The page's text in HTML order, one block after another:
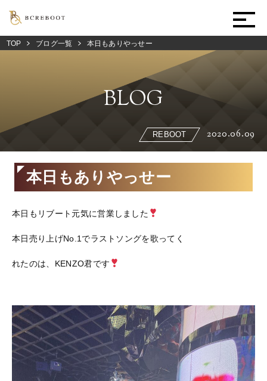
TOP ブログ一覧 本日もありやっせー
BLOG
REBOOT 2020.06.09
本日もありやっせー
本日もリブート元気に営業しました
本日売り上げNo.1でラストソングを歌ってく
れたのは、KENZO君です